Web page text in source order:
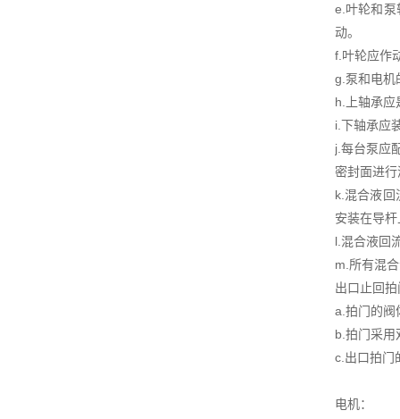
e.叶轮和泵
动。
f.叶轮应作
g.泵和电机
h.上轴承应
i.下轴承应
j.每台泵应
密封面进
k.混合液回
安装在导
l.混合液回
m.所有混
出口止回
a.拍门的阀
b.拍门采用
c.出口拍门
电机：